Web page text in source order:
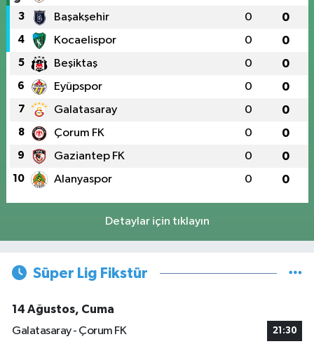
3 Başakşehir 0 0
4 Kocaelispor 0 0
5 Beşiktaş 0 0
6 Eyüpspor 0 0
7 Galatasaray 0 0
8 Çorum FK 0 0
9 Gaziantep FK 0 0
10 Alanyaspor 0 0
Detaylar için tıklayın
Süper Lig Fikstür
14 Ağustos, Cuma
Galatasaray - Çorum FK
21:30